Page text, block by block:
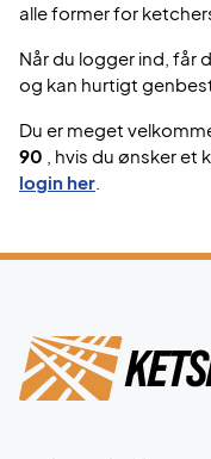
alle former for
Når du logger ind, får
og kan hurtigt
Du er meget
90
, hvis du ønsker et
login her